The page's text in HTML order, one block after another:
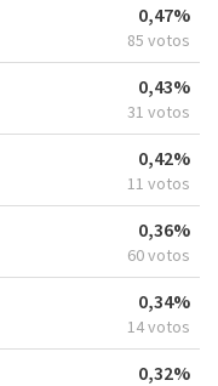
0,47%
85 votos
0,43%
31 votos
0,42%
11 votos
0,36%
60 votos
0,34%
14 votos
0,32%